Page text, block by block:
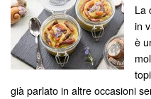
La
in
è
già parlato in altre occasioni